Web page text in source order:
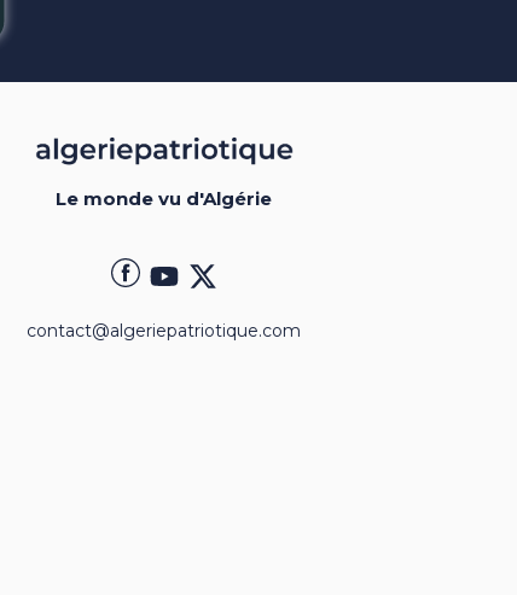
Le monde vu d'Algérie
contact@algeriepatriotique.com